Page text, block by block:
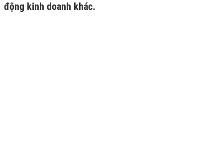
động kinh doanh khác.